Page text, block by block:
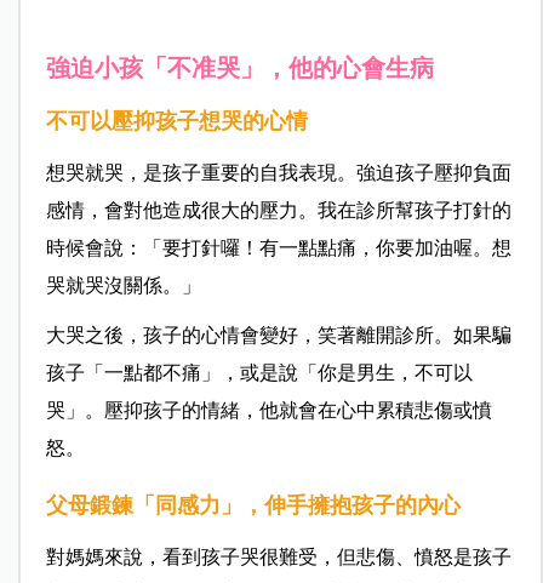
強迫小孩「不准哭」，他的心會生病
不可以壓抑孩子想哭的心情
想哭就哭，是孩子重要的自我表現。強迫孩子壓抑負面
感情，會對他造成很大的壓力。我在診所幫孩子打針的
時候會說：「要打針囉！有一點點痛，你要加油喔。想
哭就哭沒關係。」
大哭之後，孩子的心情會變好，笑著離開診所。如果騙
孩子「一點都不痛」，或是說「你是男生，不可以
哭」。壓抑孩子的情緒，他就會在心中累積悲傷或憤
怒。
父母鍛鍊「同感力」，伸手擁抱孩子的內心
對媽媽來說，看到孩子哭很難受，但悲傷、憤怒是孩子